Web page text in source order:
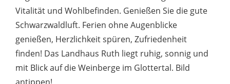
Vitalität und Wohlbefinden. Genießen Sie die gute
Schwarzwaldluft. Ferien ohne Augenblicke
genießen, Herzlichkeit spüren, Zufriedenheit
finden! Das Landhaus Ruth liegt ruhig, sonnig und
mit Blick auf die Weinberge im Glottertal. Bild